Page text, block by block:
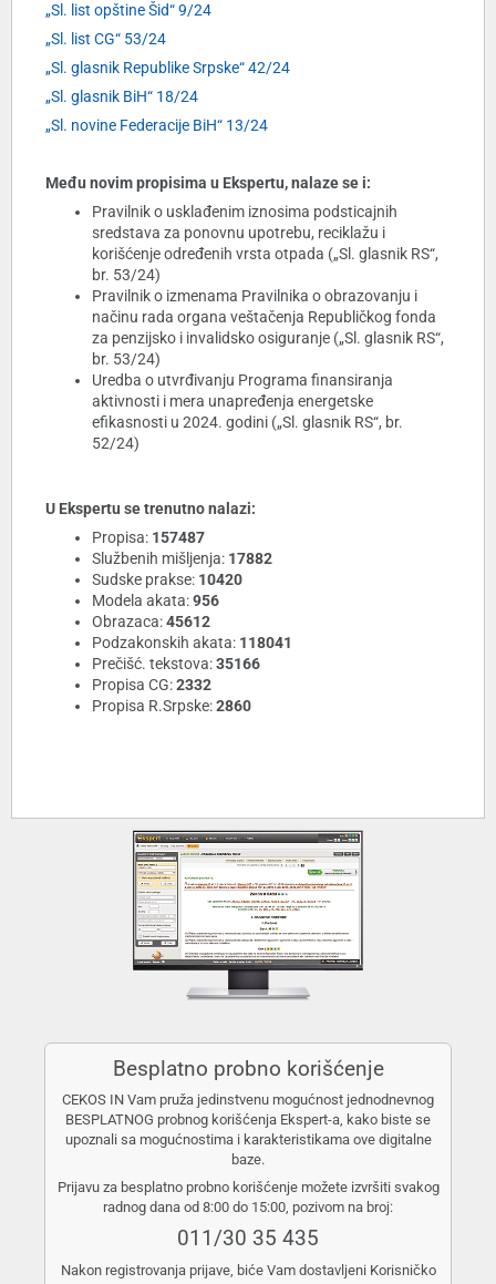
„Sl. list opštine Šid“ 9/24
„Sl. list CG“ 53/24
„Sl. glasnik Republike Srpske“ 42/24
„Sl. glasnik BiH“ 18/24
„Sl. novine Federacije BiH“ 13/24
Među novim propisima u Ekspertu, nalaze se i:
Pravilnik o usklađenim iznosima podsticajnih
sredstava za ponovnu upotrebu, reciklažu i
korišćenje određenih vrsta otpada („Sl. glasnik RS“,
br. 53/24)
Pravilnik o izmenama Pravilnika o obrazovanju i
načinu rada organa veštačenja Republičkog fonda
za penzijsko i invalidsko osiguranje („Sl. glasnik RS“,
br. 53/24)
Uredba o utvrđivanju Programa finansiranja
aktivnosti i mera unapređenja energetske
efikasnosti u 2024. godini („Sl. glasnik RS“, br.
52/24)
U Ekspertu se trenutno nalazi:
Propisa: 157487
Službenih mišljenja: 17882
Sudske prakse: 10420
Modela akata:956
Obrazaca:45612
Podzakonskih akata: 118041
Prečišć. tekstova:35166
Propisa CG:2332
Propisa R.Srpske:2860
Besplatno probno korišćenje
CEKOS IN Vam pruža jedinstvenu mogućnost jednodnevnog
BESPLATNOG probnog korišćenja Ekspert-a, kako biste se
upoznali sa mogućnostima i karakteristikama ove digitalne
baze.
Prijavu za besplatno probno korišćenje možete izvršiti svakog
radnog dana od 8:00 do 15:00, pozivom na broj:
011/30 35 435
Nakon registrovanja prijave, biće Vam dostavljeni Korisničko